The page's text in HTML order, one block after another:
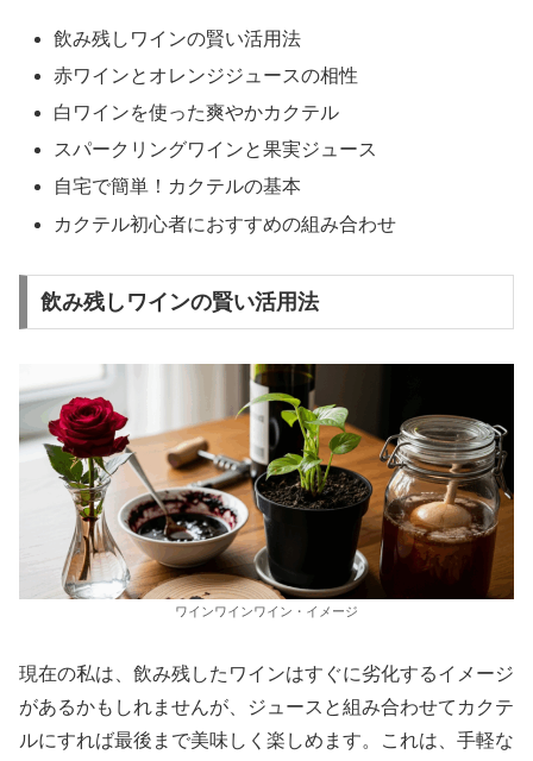
飲み残しワインの賢い活用法
赤ワインとオレンジジュースの相性
白ワインを使った爽やかカクテル
スパークリングワインと果実ジュース
自宅で簡単！カクテルの基本
カクテル初心者におすすめの組み合わせ
飲み残しワインの賢い活用法
ワインワインワイン・イメージ
現在の私は、飲み残したワインはすぐに劣化するイメージ
があるかもしれませんが、ジュースと組み合わせてカクテ
ルにすれば最後まで美味しく楽しめます。これは、手軽な